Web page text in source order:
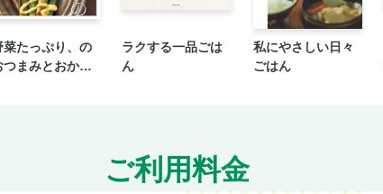
菜たっぷり、の
つまみとおかず
ラクする一品ごは
ん
私にやさしい日々
ごはん
ご利用料金